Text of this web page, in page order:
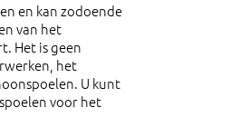
en kan zodoende
van het
Het is geen
het
U kunt
voor het